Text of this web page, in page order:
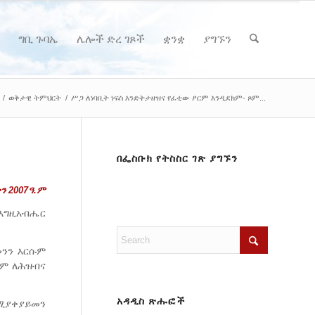
ግቢ ጉባኤ ሌሎች ድረ ገጾች ቋንቋ ያግኙን
/ ወቅታዊ ትምህርት / ሥጋ ለነባቢት ነፍስ እንድትታዘዝና የፈቲው ፆርም እንዲደክም- ጾም...
2007ዓ.ም
እርሱም
ለሕዝብና
በፌስቡክ የትስስር ገጽ ያግኙን
አዳዲስ ጽሑፎች